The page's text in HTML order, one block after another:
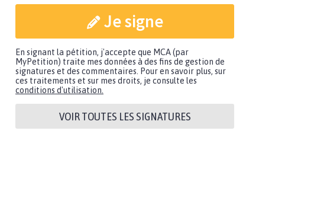
Je signe
En signant la pétition, j'accepte que MCA (par
MyPetition) traite mes données à des fins de gestion de
signatures et des commentaires. Pour en savoir plus, sur
ces traitements et sur mes droits, je consulte les
conditions d'utilisation.
VOIR TOUTES LES SIGNATURES